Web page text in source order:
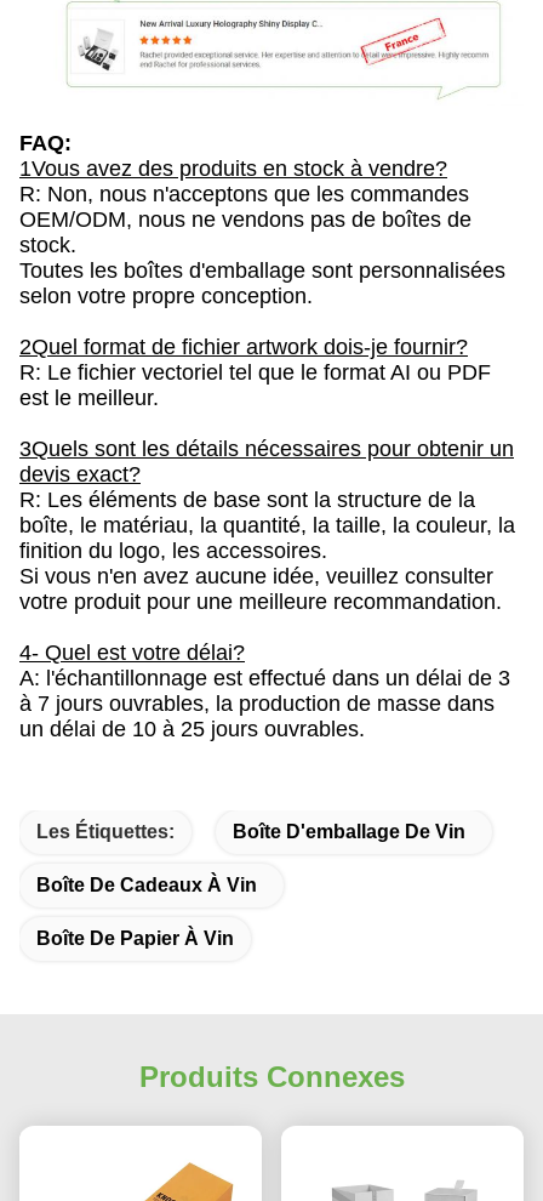
FAQ:
1Vous avez des produits en stock à vendre?
R: Non, nous n'acceptons que les commandes
OEM/ODM, nous ne vendons pas de boîtes de
stock.
Toutes les boîtes d'emballage sont personnalisées
selon votre propre conception.
2Quel format de fichier artwork dois-je fournir?
R: Le fichier vectoriel tel que le format AI ou PDF
est le meilleur.
3Quels sont les détails nécessaires pour obtenir un
devis exact?
R: Les éléments de base sont la structure de la
boîte, le matériau, la quantité, la taille, la couleur, la
finition du logo, les accessoires.
Si vous n'en avez aucune idée, veuillez consulter
votre produit pour une meilleure recommandation.
4- Quel est votre délai?
A: l'échantillonnage est effectué dans un délai de 3
à 7 jours ouvrables, la production de masse dans
un délai de 10 à 25 jours ouvrables.
Les Étiquettes: Boîte D'emballage De Vin
Boîte De Cadeaux À Vin
Boîte De Papier À Vin
Produits Connexes